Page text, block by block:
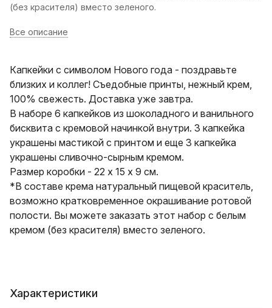
(без красителя) вместо зеленого.
Все описание
Капкейки с символом Нового года - поздравьте
близких и коллег! Съедобные принты, нежный крем,
100% свежесть. Доставка уже завтра.
В наборе 6 капкейков из шоколадного и ванильного
бисквита с кремовой начинкой внутри. 3 капкейка
украшены мастикой с принтом и еще 3 капкейка
украшены сливочно-сырным кремом.
Размер коробки - 22 х 15 х 9 см.
*В составе крема натуральный пищевой краситель,
возможно кратковременное окрашивание ротовой
полости. Вы можете заказать этот набор с белым
кремом (без красителя) вместо зеленого.
Характеристики